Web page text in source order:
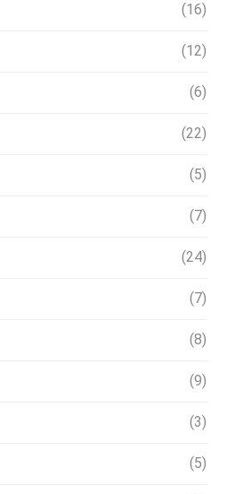
(16)
(12)
(6)
(22)
(5)
(7)
(24)
(7)
(8)
(9)
(3)
(5)